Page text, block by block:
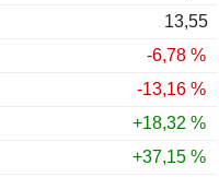
13,55
-6,78 %
-13,16 %
+18,32 %
+37,15 %